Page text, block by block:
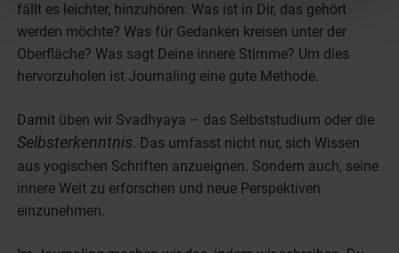
fällt es leichter, hinzuhören: Was ist in Dir, das gehört
werden möchte? Was für Gedanken kreisen unter der
Oberfläche? Was sagt Deine innere Stimme? Um dies
hervorzuholen ist Journaling eine gute Methode.
Damit üben wir Svadhyaya – das Selbststudium oder die
Selbsterkenntnis. Das umfasst nicht nur, sich Wissen
aus yogischen Schriften anzueignen. Sondern auch, seine
innere Welt zu erforschen und neue Perspektiven
einzunehmen.